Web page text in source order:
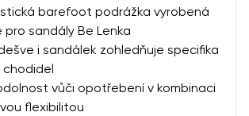
barefoot podrážka vyrobená
pro sandály Be Lenka
i sandálek zohledňuje specifika
chodidel
vůči opotřebení v kombinaci
flexibilitou
podmínek a jejich zveřejněním.
zpracováním zadaných osobních údajů
podmínek a jejich zveřejněním.
Přidat hodnocení